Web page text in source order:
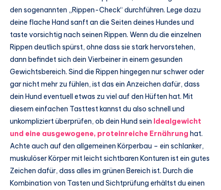
den sogenannten „Rippen-Check“ durchführen. Lege dazu
deine flache Hand sanft an die Seiten deines Hundes und
taste vorsichtig nach seinen Rippen. Wenn du die einzelnen
Rippen deutlich spürst, ohne dass sie stark hervorstehen,
dann befindet sich dein Vierbeiner in einem gesunden
Gewichtsbereich. Sind die Rippen hingegen nur schwer oder
gar nicht mehr zu fühlen, ist das ein Anzeichen dafür, dass
dein Hund eventuell etwas zu viel auf den Hüften hat. Mit
diesem einfachen Tasttest kannst du also schnell und
unkompliziert überprüfen, ob dein Hund sein Idealgewicht
und eine ausgewogene, proteinreiche Ernährung hat.
Achte auch auf den allgemeinen Körperbau – ein schlanker,
muskulöser Körper mit leicht sichtbaren Konturen ist ein gutes
Zeichen dafür, dass alles im grünen Bereich ist. Durch die
Kombination von Tasten und Sichtprüfung erhältst du einen